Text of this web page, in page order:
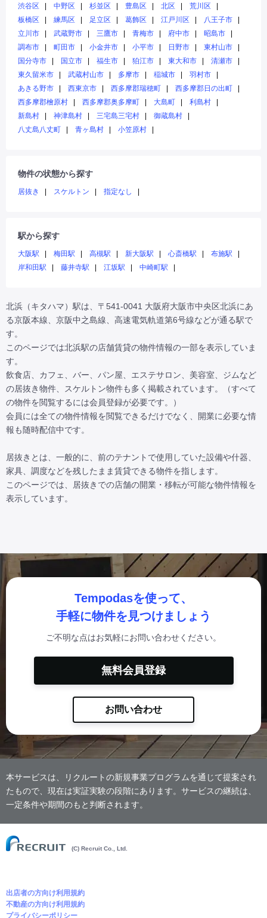
渋谷区
中野区 杉並区 豊島区 北区
荒川区
板橋区
練馬区 足立区 葛飾区 江戸川区
八王子市
立川市
武蔵野市 三鷹市 青梅市 府中市
昭島市
調布市
町田市 小金井市 小平市 日野市
東村山市
国分寺市
国立市 福生市 狛江市 東大和市
清瀬市
東久留米市
武蔵村山市 多摩市 稲城市
羽村市
あきる野市
西東京市 西多摩郡瑞穂町
西多摩郡日の出町
西多摩郡檜原村
西多摩郡奥多摩町 大島町
利島村
新島村
神津島村 三宅島三宅村
御蔵島村
八丈島八丈町
青ヶ島村 小笠原村
物件の状態から探す
居抜き スケルトン 指定なし
駅から探す
大阪駅 梅田駅 高槻駅 新大阪駅 心斎橋駅
布施駅
岸和田駅
藤井寺駅 江坂駅 中崎町駅
北浜（キタハマ）駅は、〒541-0041 大阪府大阪市中央区北浜にあ
る京阪本線、京阪中之島線、高速電気軌道第6号線などが通る駅で
す。
このページでは北浜駅の店舗賃貸の物件情報の一部を表示していま
す。
飲食店、カフェ、バー、パン屋、エステサロン、美容室、ジムなど
の居抜き物件、スケルトン物件も多く掲載されています。（すべて
の物件を閲覧するには会員登録が必要です。）
会員には全ての物件情報を閲覧できるだけでなく、開業に必要な情
報も随時配信中です。
居抜きとは、一般的に、前のテナントで使用していた設備や什器、
家具、調度などを残したまま賃貸できる物件を指します。
このページでは、居抜きでの店舗の開業・移転が可能な物件情報を
表示しています。
Tempodasを使って、
手軽に物件を見つけましょう
ご不明な点はお気軽にお問い合わせください。
無料会員登録
お問い合わせ
本サービスは、リクルートの新規事業プログラムを通じて提案され
たもので、現在は実証実験の段階にあります。サービスの継続は、
一定条件や期間のもと判断されます。
(C) Recruit Co., Ltd.
出店者の方向け利用規約
不動産の方向け利用規約
プライバシーポリシー